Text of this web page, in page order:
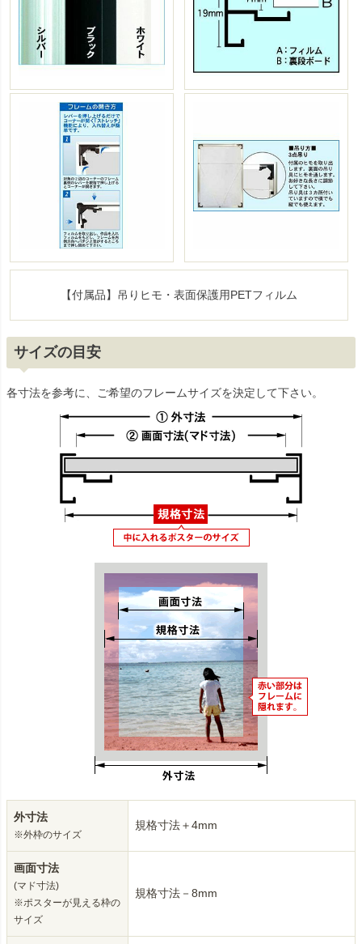
【付属品】吊りヒモ・表面保護用PETフィルム
サイズの目安
各寸法を参考に、ご希望のフレームサイズを決定して下さい。
外寸法
※外枠のサイズ
規格寸法＋4mm
画面寸法
(マド寸法)
※ポスターが見える枠の
サイズ
規格寸法－8mm